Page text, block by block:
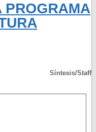
PROGRAMA
Síntesis/Staff